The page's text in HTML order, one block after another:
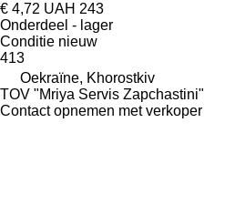
€ 4,72 UAH 243
Onderdeel - lager
Conditie nieuw
413
Oekraïne, Khorostkiv
TOV "Mriya Servis Zapchastini"
Contact opnemen met verkoper